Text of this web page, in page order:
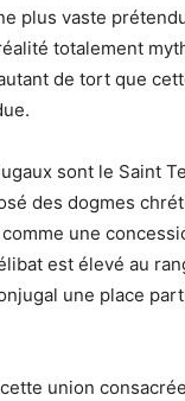
plus vaste
totalement
de tort que
sont le Saint
des dogmes
une
est élevé au
une place
union